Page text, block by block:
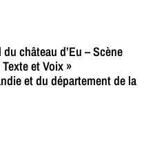
château d’Eu – Scène
et Voix »
et du département de la